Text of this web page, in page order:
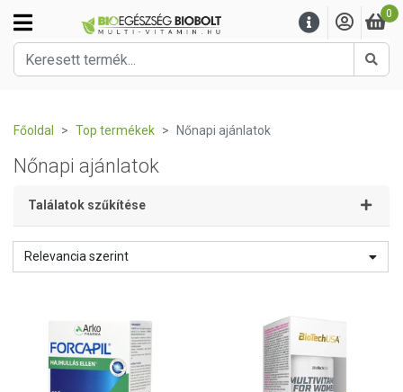
0
Főoldal Top termékek Nőnapi ajánlatok
Nőnapi ajánlatok
Találatok szűkítése
Relevancia szerint